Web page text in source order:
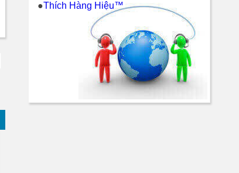
●Thích Hàng Hiệu™